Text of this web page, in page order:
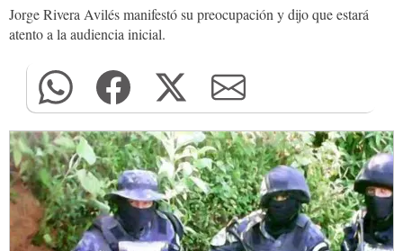
Jorge Rivera Avilés manifestó su preocupación y dijo que estará
atento a la audiencia inicial.